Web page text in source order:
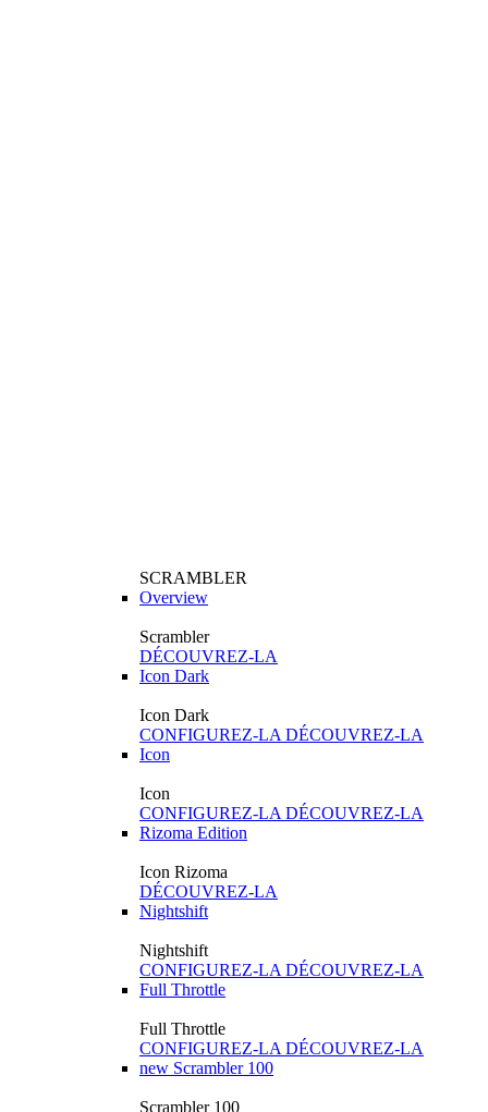
SCRAMBLER
Overview
Scrambler
DÉCOUVREZ-LA
Icon Dark
Icon Dark
CONFIGUREZ-LA DÉCOUVREZ-LA
Icon
Icon
CONFIGUREZ-LA DÉCOUVREZ-LA
Rizoma Edition
Icon Rizoma
DÉCOUVREZ-LA
Nightshift
Nightshift
CONFIGUREZ-LA DÉCOUVREZ-LA
Full Throttle
Full Throttle
CONFIGUREZ-LA DÉCOUVREZ-LA
new Scrambler 100
Scrambler 100